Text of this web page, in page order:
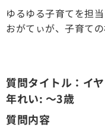
ゆるゆる子育てを担
おがてぃが、子育て
質問タイトル：イ
年れい: ～3歳
質問内容